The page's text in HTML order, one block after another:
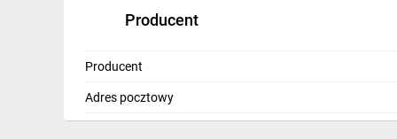
Ochrona linii zasilających urządzeń i maszyn o
Producent
Producent
Adres pocztowy